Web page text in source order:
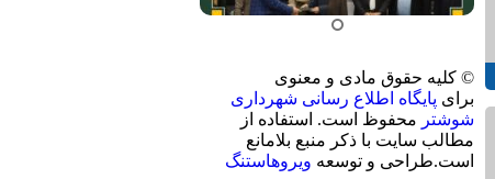
© کلیه حقوق مادی و معنوی
برای پایگاه اطلاع رسانی شهرداری
شوشتر محفوظ است. استفاده از
مطالب سایت با ذکر منبع بلامانع
است.طراحی و توسعه ویروهاستنگ